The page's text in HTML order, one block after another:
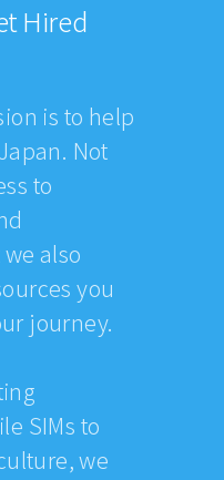
Hired
is to help
Not
to
also
you
journey.
SIMs to
we